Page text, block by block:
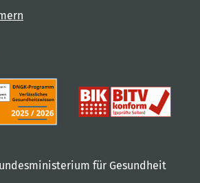
für Gesundheit